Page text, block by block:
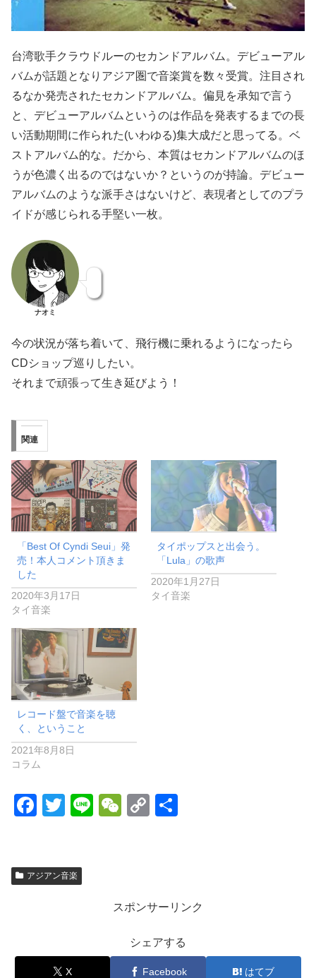
台湾歌手クラウドルーのセカンドアルバム。デビューアル
バムが話題となりアジア圏で音楽賞を数々受賞。注目され
るなか発売されたセカンドアルバム。偏見を承知で言う
と、デビューアルバムというのは作品を発表するまでの長
い活動期間に作られた(いわゆる)集大成だと思ってる。ベ
ストアルバム的な。だから、本質はセカンドアルバムのほ
うが色濃く出るのではないか？というのが持論。デビュー
アルバムのような派手さはないけど、表現者としてのプラ
イドが感じられる手堅い一枚。
ナオミ
今の状況が落ち着いて、飛行機に乗れるようになったら
CDショップ巡りしたい。
それまで頑張って生き延びよう！
関連
「Best Of Cyndi Seui」発
売！本人コメント頂きま
した
2020年3月17日
タイ音楽
タイポップスと出会う。
「Lula」の歌声
2020年1月27日
タイ音楽
レコード盤で音楽を聴
く、ということ
2021年8月8日
コラム
F
e
k
T
er
Li
W
at
C
n
k
アジアン音楽
スポンサーリンク
シェアする
X Facebook はてブ